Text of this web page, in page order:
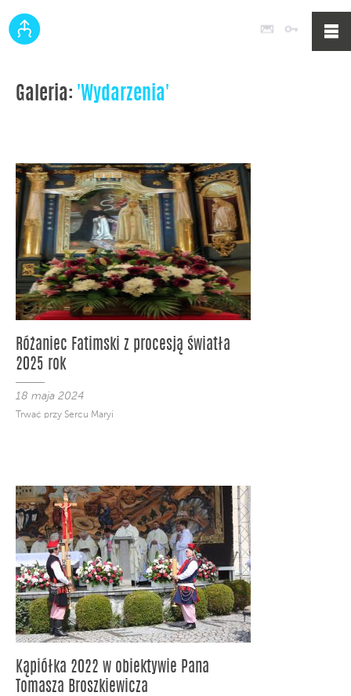
Poczta
Galeria: 'Wydarzenia'
Różaniec Fatimski z procesją światła
2025 rok
18 maja 2024
Trwać przy Sercu Maryi
Kąpiółka 2022 w obiektywie Pana
Tomasza Broszkiewicza